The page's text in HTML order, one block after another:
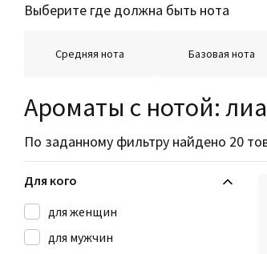
Выберите где должна быть нота
Средняя нота Базовая нота
Ароматы с нотой:
По заданному фильтру найдено 20
Для кого
для женщин
для мужчин